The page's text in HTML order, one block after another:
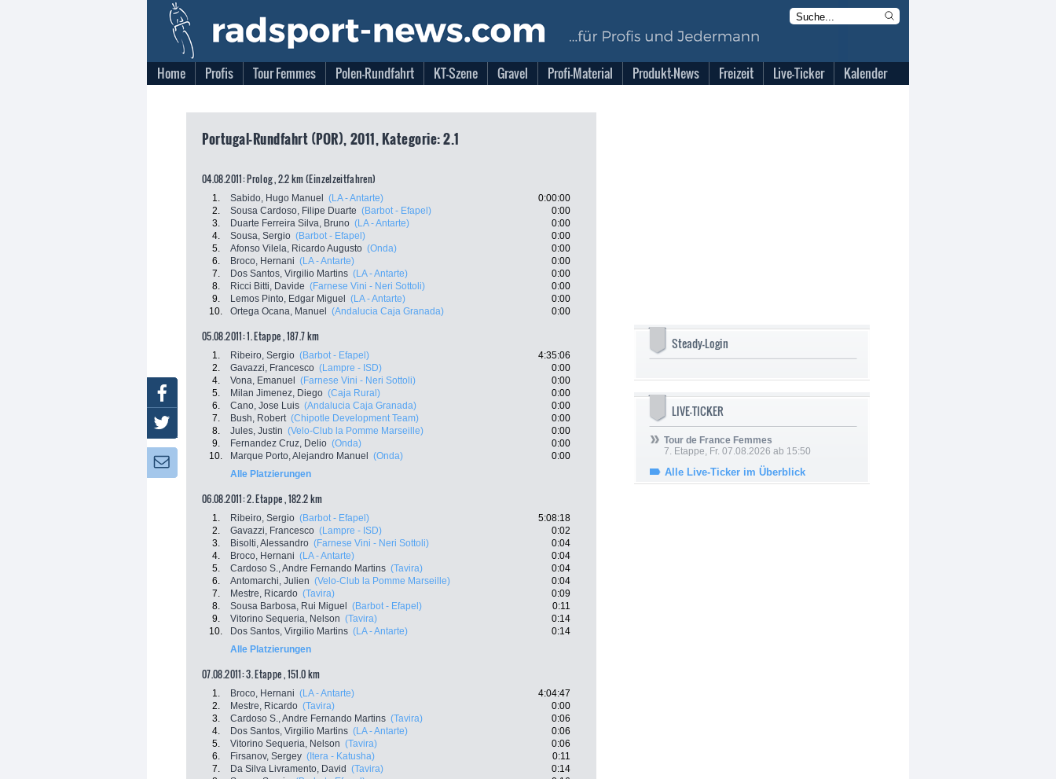
Home Profis Tour Femmes Polen-Rundfahrt KT-Szene Gravel Profi-Material Produkt-News Freizeit Live-Ticker Kalender
Portugal-Rundfahrt (POR), 2011, Kategorie: 2.1
04.08.2011: Prolog , 2.2 km (Einzelzeitfahren)
1. Sabido, Hugo Manuel (LA - Antarte)
0:00:00
2.
Sousa Cardoso, Filipe Duarte (Barbot - Efapel)
0:00
3.
Duarte Ferreira Silva, Bruno (LA - Antarte)
0:00
4.
Sousa, Sergio (Barbot - Efapel)
0:00
5.
Afonso Vilela, Ricardo Augusto (Onda)
0:00
6.
Broco, Hernani (LA - Antarte)
0:00
7.
Dos Santos, Virgilio Martins (LA - Antarte)
0:00
8.
Ricci Bitti, Davide (Farnese Vini - Neri Sottoli)
0:00
9.
Lemos Pinto, Edgar Miguel (LA - Antarte)
0:00
10.
Ortega Ocana, Manuel (Andalucia Caja Granada) 0:00
05.08.2011: 1. Etappe , 187.7 km
1. Ribeiro, Sergio (Barbot - Efapel)
4:35:06
2.
Gavazzi, Francesco (Lampre - ISD)
0:00
4.
Vona, Emanuel (Farnese Vini - Neri Sottoli)
0:00
5.
Milan Jimenez, Diego (Caja Rural)
0:00
6.
Cano, Jose Luis (Andalucia Caja Granada)
0:00
7.
Bush, Robert (Chipotle Development Team)
0:00
8.
Jules, Justin (Velo-Club la Pomme Marseille)
0:00
9.
Fernandez Cruz, Delio (Onda)
0:00
10.
Marque Porto, Alejandro Manuel (Onda)
0:00
Alle Platzierungen
06.08.2011: 2. Etappe , 182.2 km
1. Ribeiro, Sergio (Barbot - Efapel)
5:08:18
2.
Gavazzi, Francesco (Lampre - ISD)
0:02
3.
Bisolti, Alessandro (Farnese Vini - Neri Sottoli)
0:04
4.
Broco, Hernani (LA - Antarte)
0:04
5.
Cardoso S., Andre Fernando Martins (Tavira)
0:04
6.
Antomarchi, Julien (Velo-Club la Pomme Marseille)
0:04
7.
Mestre, Ricardo (Tavira)
0:09
8.
Sousa Barbosa, Rui Miguel (Barbot - Efapel)
0:11
9.
Vitorino Sequeria, Nelson (Tavira)
0:14
10.
Dos Santos, Virgilio Martins (LA - Antarte)
0:14
Alle Platzierungen
07.08.2011: 3. Etappe , 151.0 km
1. Broco, Hernani (LA - Antarte)
4:04:47
2.
Mestre, Ricardo (Tavira)
0:00
3.
Cardoso S., Andre Fernando Martins (Tavira)
0:06
4.
Dos Santos, Virgilio Martins (LA - Antarte)
0:06
5.
Vitorino Sequeria, Nelson (Tavira)
0:06
6.
Firsanov, Sergey (Itera - Katusha)
0:11
7.
Da Silva Livramento, David (Tavira)
0:14
Steady-Login
LIVE-TICKER
Tour de France Femmes
7. Etappe, Fr. 07.08.2026 ab 15:50
Alle Live-Ticker im Überblick
Facebook
Twitter
Newsletter: